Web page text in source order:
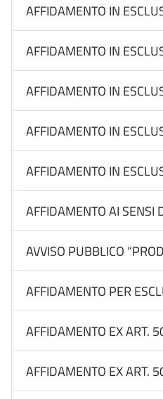
AFFIDAMENTO IN
AFFIDAMENTO IN
AFFIDAMENTO IN
AFFIDAMENTO IN
AFFIDAMENTO IN
AFFIDAMENTO AI SENSI
AVVISO PUBBLICO
AFFIDAMENTO PER
AFFIDAMENTO EX ART.
AFFIDAMENTO EX ART.